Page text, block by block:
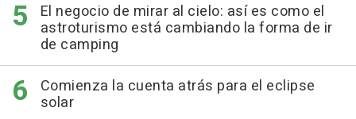
El negocio de mirar al cielo: así es como el
astroturismo está cambiando la forma de ir
de camping
Comienza la cuenta atrás para el eclipse
solar